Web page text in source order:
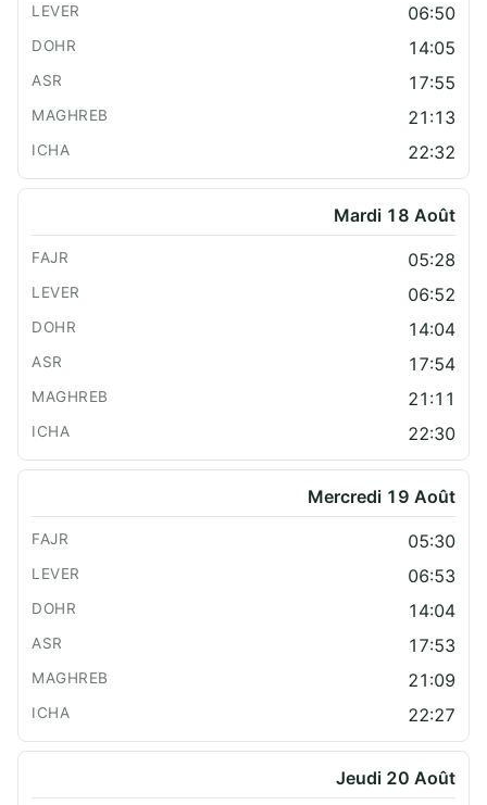
06:50
14:05
17:55
21:13
22:32
Mardi 18 Août
05:28
06:52
14:04
17:54
21:11
22:30
Mercredi 19 Août
05:30
06:53
14:04
17:53
21:09
22:27
Jeudi 20 Août